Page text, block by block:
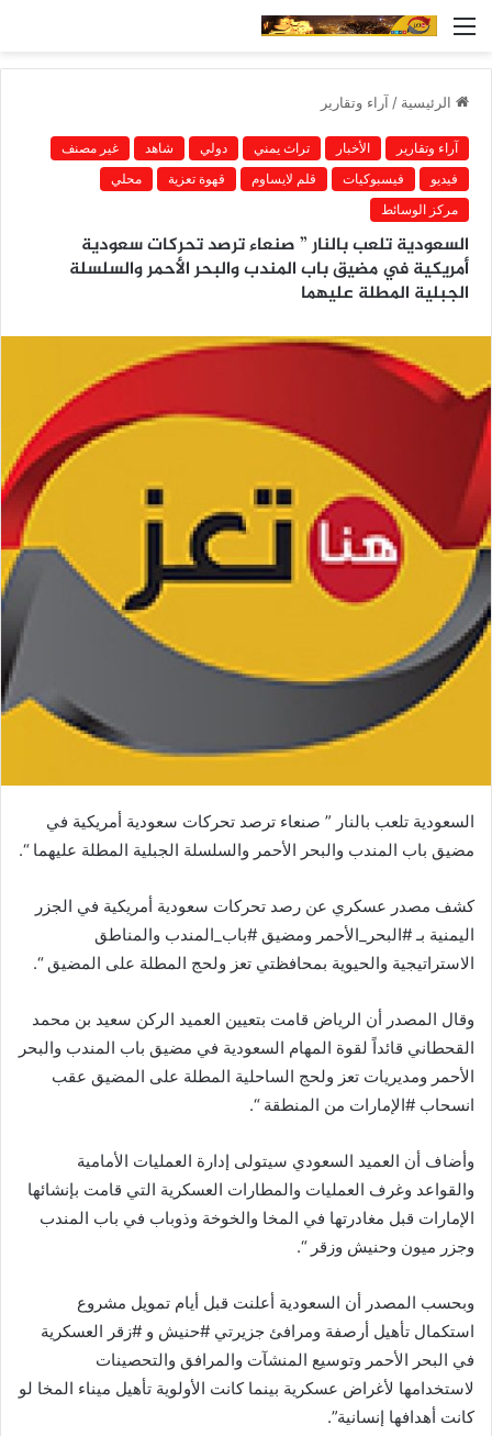
القائمة
الرئيسية / آراء وتقارير
آراء وتقارير الأخبار تراث يمني دولي شاهد
غير مصنف
فيديو
فيسبوكيات قلم لايساوم قهوة تعزية
محلي
مركز الوسائط
السعودية تلعب بالنار ” صنعاء ترصد تحركات سعودية
أمريكية في مضيق باب المندب والبحر الأحمر والسلسلة
الجبلية المطلة عليهما
السعودية تلعب بالنار ” صنعاء ترصد تحركات سعودية أمريكية في
مضيق باب المندب والبحر الأحمر والسلسلة الجبلية المطلة عليهما “.
كشف مصدر عسكري عن رصد تحركات سعودية أمريكية في الجزر
اليمنية بـ #البحر_الأحمر ومضيق #باب_المندب والمناطق
الاستراتيجية والحيوية بمحافظتي تعز ولحج المطلة على المضيق “.
وقال المصدر أن الرياض قامت بتعيين العميد الركن سعيد بن محمد
القحطاني قائداً لقوة المهام السعودية في مضيق باب المندب والبحر
الأحمر ومديريات تعز ولحج الساحلية المطلة على المضيق عقب
انسحاب #الإمارات من المنطقة “.
وأضاف أن العميد السعودي سيتولى إدارة العمليات الأمامية
والقواعد وغرف العمليات والمطارات العسكرية التي قامت بإنشائها
الإمارات قبل مغادرتها في المخا والخوخة وذوباب في باب المندب
وجزر ميون وحنيش وزقر “.
وبحسب المصدر أن السعودية أعلنت قبل أيام تمويل مشروع
استكمال تأهيل أرصفة ومرافئ جزيرتي #حنيش و #زقر العسكرية
في البحر الأحمر وتوسيع المنشآت والمرافق والتحصينات
لاستخدامها لأغراض عسكرية بينما كانت الأولوية تأهيل ميناء المخا لو
كانت أهدافها إنسانية”.